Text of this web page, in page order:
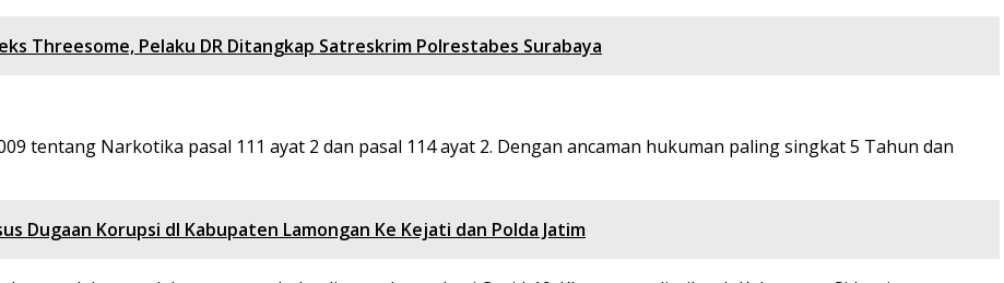
Threesome, Pelaku DR Ditangkap Satreskrim Polrestabes Surabaya
tentang Narkotika pasal 111 ayat 2 dan pasal 114 ayat 2. Dengan ancaman hukuman paling singkat 5 Tahun dan
Dugaan Korupsi dI Kabupaten Lamongan Ke Kejati dan Polda Jatim